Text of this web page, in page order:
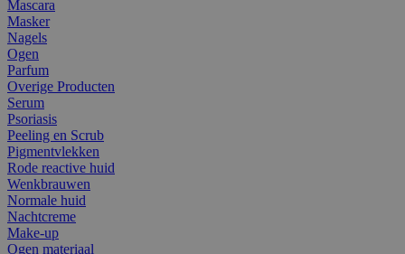
Mascara
Masker
Nagels
Ogen
Parfum
Overige Producten
Serum
Psoriasis
Peeling en Scrub
Pigmentvlekken
Rode reactive huid
Wenkbrauwen
Normale huid
Nachtcreme
Make-up
Ogen materiaal